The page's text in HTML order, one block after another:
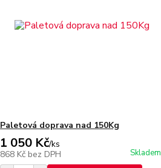
Paletová doprava nad 150Kg
1 050 Kč/ks
868 Kč bez DPH Skladem